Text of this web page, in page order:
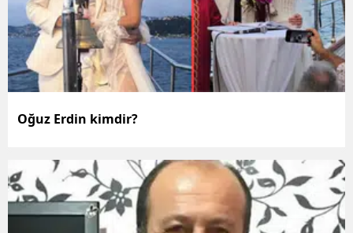
Oğuz Erdin kimdir?